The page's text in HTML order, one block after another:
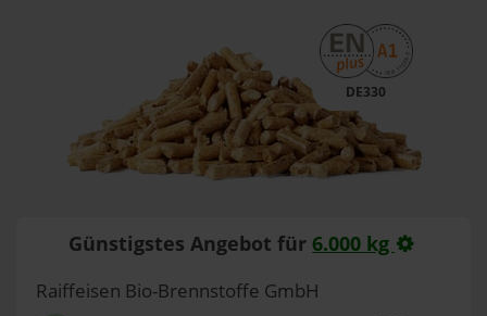
DE330
Günstigstes Angebot für 6.000 kg
Raiffeisen Bio-Brennstoffe GmbH